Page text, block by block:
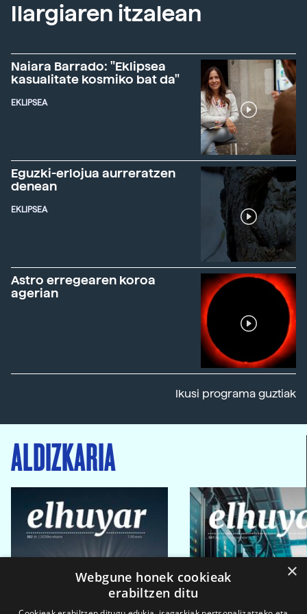
Ilargiaren itzalean
Naiara Barrado: "Eklipsea
kasualitate kosmiko bat da"
EKLIPSEA
Eguzki-erlojua aurreratzen
denean
EKLIPSEA
Astro erregearen koroa
agerian
Ikusi programa guztiak
ALDIZKARIA
×
Webgune honek cookieak
erabiltzen ditu